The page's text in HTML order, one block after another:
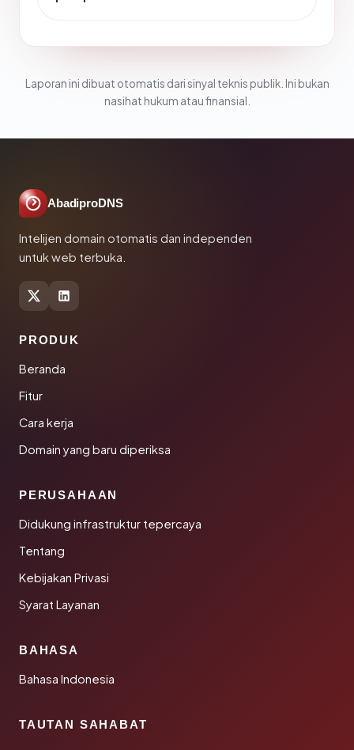
Laporan ini dibuat otomatis dari sinyal teknis publik. Ini bukan
nasihat hukum atau finansial.
AbadiproDNS
Intelijen domain otomatis dan independen
untuk web terbuka.
PRODUK
Beranda
Fitur
Cara kerja
Domain yang baru diperiksa
PERUSAHAAN
Didukung infrastruktur tepercaya
Tentang
Kebijakan Privasi
Syarat Layanan
BAHASA
Bahasa Indonesia
TAUTAN SAHABAT